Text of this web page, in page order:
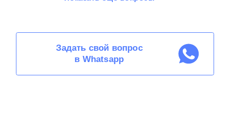
Задать свой вопрос
в Whatsapp